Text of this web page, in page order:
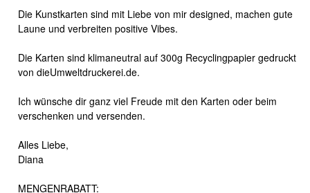
Die Kunstkarten sind mit Liebe von mir designed, machen gute
Laune und verbreiten positive Vibes.
Die Karten sind klimaneutral auf 300g Recyclingpapier gedruckt
von dieUmweltdruckerei.de.
Ich wünsche dir ganz viel Freude mit den Karten oder beim
verschenken und versenden.
Alles Liebe,
Diana
MENGENRABATT: